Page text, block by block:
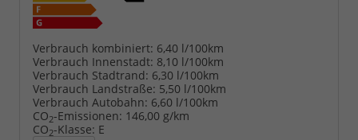
Verbrauch kombiniert: 6,40 l/100km
Verbrauch Innenstadt: 8,10 l/100km
Verbrauch Stadtrand: 6,30 l/100km
Verbrauch Landstraße: 5,50 l/100km
Verbrauch Autobahn: 6,60 l/100km
CO2-Emissionen: 146,00 g/km
CO2-Klasse: E